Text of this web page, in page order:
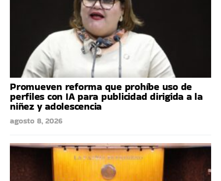
Promueven reforma que prohíbe uso de
perfiles con IA para publicidad dirigida a la
niñez y adolescencia
agosto 8, 2026